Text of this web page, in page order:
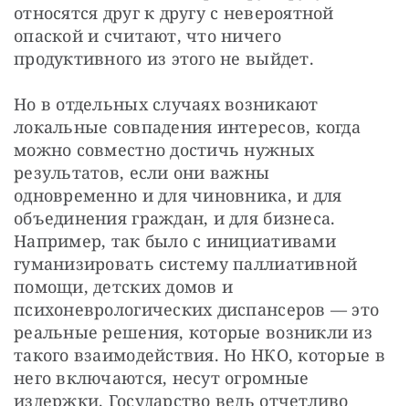
относятся друг к другу с невероятной
опаской и считают, что ничего
продуктивного из этого не выйдет.
Но в отдельных случаях возникают
локальные совпадения интересов, когда
можно совместно достичь нужных
результатов, если они важны
одновременно и для чиновника, и для
объединения граждан, и для бизнеса.
Например, так было с инициативами
гуманизировать систему паллиативной
помощи, детских домов и
психоневрологических диспансеров — это
реальные решения, которые возникли из
такого взаимодействия. Но НКО, которые в
него включаются, несут огромные
издержки. Государство ведь отчетливо